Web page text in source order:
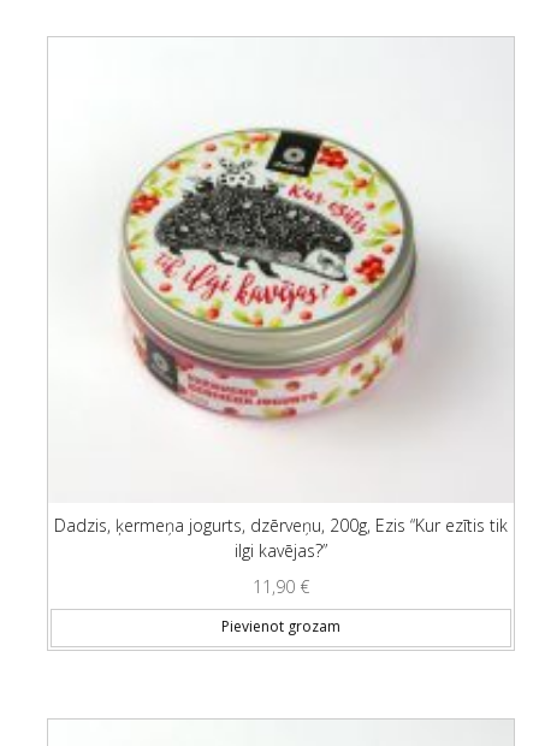
Dadzis, ķermeņa jogurts, dzērveņu, 200g, Ezis “Kur ezītis tik
ilgi kavējas?”
11,90 €
Pievienot grozam